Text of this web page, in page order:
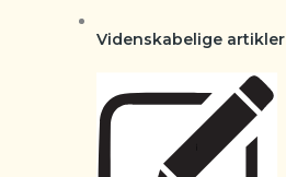
Videnskabelige artikler